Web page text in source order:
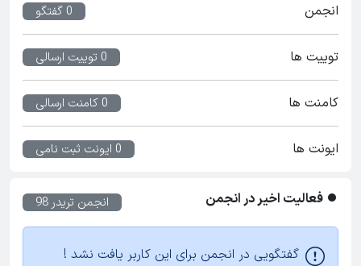
انجمن 0 گفتگو
توییت ها 0 توییت ارسالی
کامنت ها 0 کامنت ارسالی
ایونت ها 0 ایونت ثبت نامی
فعالیت اخیر در انجمن انجمن تریدر 98
گفتگویی در انجمن برای این کاربر یافت نشد !